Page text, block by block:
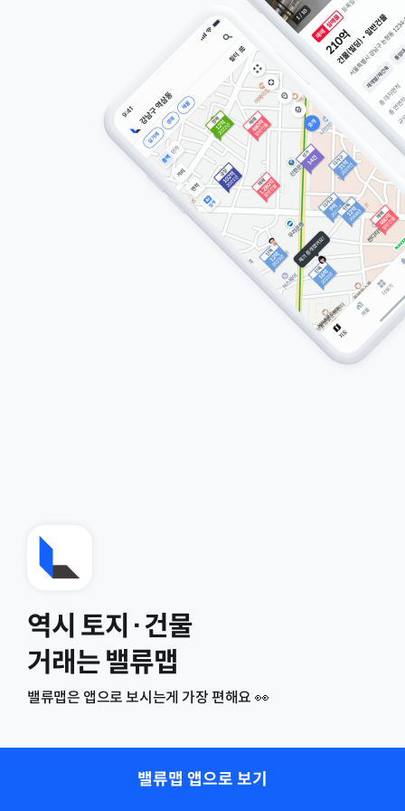
역시 토지·건물
거래는 밸류맵
밸류맵은 앱으로 보시는게 가장 편해요 👀
밸류맵 앱으로 보기